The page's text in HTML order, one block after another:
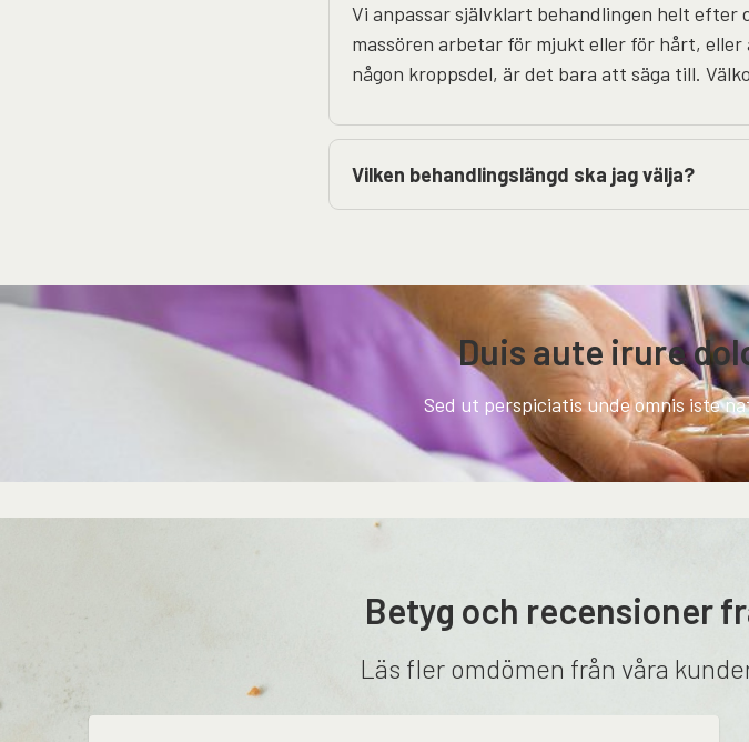
Vi anpassar självklart behandlingen helt efter
massören arbetar för mjukt eller för hårt,
någon kroppsdel, är det bara att säga till.
Vilken behandlingslängd ska jag välja?
Duis aute irure
Sed ut perspiciatis unde omnis iste
Betyg och recensioner
Läs fler omdömen från våra